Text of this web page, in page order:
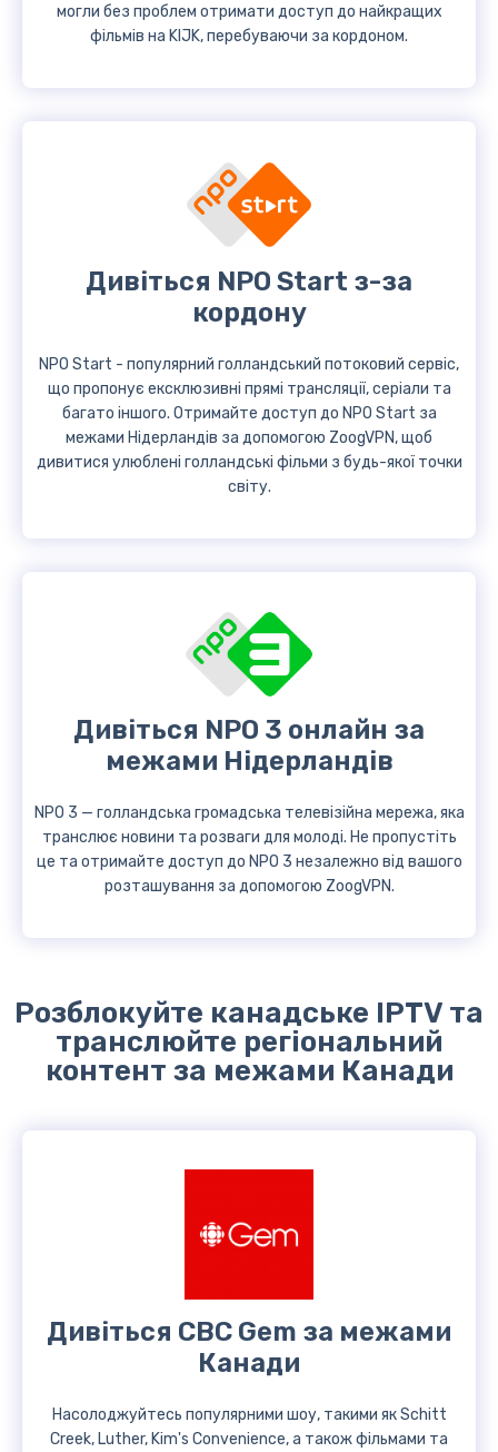
могли без проблем отримати доступ до найкращих
фільмів на KIJK, перебуваючи за кордоном.
Дивіться NPO Start з-за
кордону
NPO Start - популярний голландський потоковий сервіс,
що пропонує ексклюзивні прямі трансляції, серіали та
багато іншого. Отримайте доступ до NPO Start за
межами Нідерландів за допомогою ZoogVPN, щоб
дивитися улюблені голландські фільми з будь-якої точки
світу.
Дивіться NPO 3 онлайн за
межами Нідерландів
NPO 3 — голландська громадська телевізійна мережа, яка
транслює новини та розваги для молоді. Не пропустіть
це та отримайте доступ до NPO 3 незалежно від вашого
розташування за допомогою ZoogVPN.
Розблокуйте канадське IPTV та
транслюйте регіональний
контент за межами Канади
Дивіться CBC Gem за межами
Канади
Насолоджуйтесь популярними шоу, такими як Schitt
Creek, Luther, Kim's Convenience, а також фільмами та